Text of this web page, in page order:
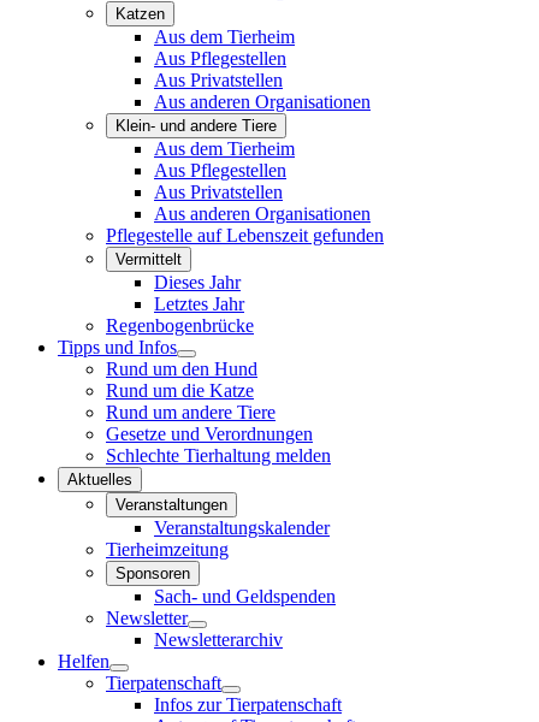
Katzen
Aus dem Tierheim
Aus Pflegestellen
Aus Privatstellen
Aus anderen Organisationen
Klein- und andere Tiere
Aus dem Tierheim
Aus Pflegestellen
Aus Privatstellen
Aus anderen Organisationen
Pflegestelle auf Lebenszeit gefunden
Vermittelt
Dieses Jahr
Letztes Jahr
Regenbogenbrücke
Tipps und Infos
Rund um den Hund
Rund um die Katze
Rund um andere Tiere
Gesetze und Verordnungen
Schlechte Tierhaltung melden
Aktuelles
Veranstaltungen
Veranstaltungskalender
Tierheimzeitung
Sponsoren
Sach- und Geldspenden
Newsletter
Newsletterarchiv
Helfen
Tierpatenschaft
Infos zur Tierpatenschaft